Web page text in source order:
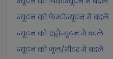
न्यूटन को फेम्टोन्यूटन में बदलें
न्यूटन को एट्टोन्यूटन में बदलें
न्यूटन को जूल/मीटर में बदलें